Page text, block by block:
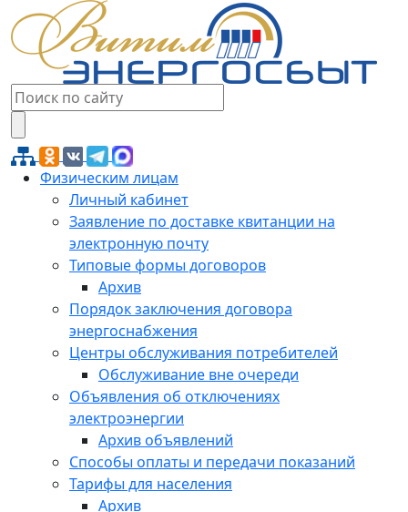
Физическим лицам
Личный кабинет
Заявление по доставке квитанции на
электронную почту
Типовые формы договоров
Архив
Порядок заключения договора
энергоснабжения
Центры обслуживания потребителей
Обслуживание вне очереди
Объявления об отключениях
электроэнергии
Архив объявлений
Способы оплаты и передачи показаний
Тарифы для населения
Архив